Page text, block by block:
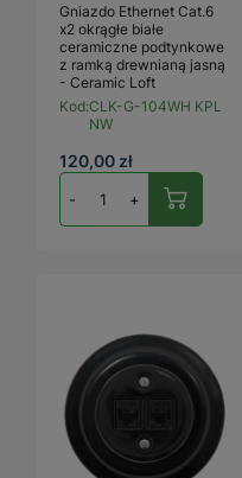
Gniazdo Ethernet Cat.6
x2 okrągłe białe
ceramiczne podtynkowe
z ramką drewnianą jasną
- Ceramic Loft
Kod:CLK-G-104WH KPL
NW
120,00 zł
- +